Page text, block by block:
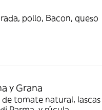
pollo, Bacon, queso
y Grana
tomate natural,